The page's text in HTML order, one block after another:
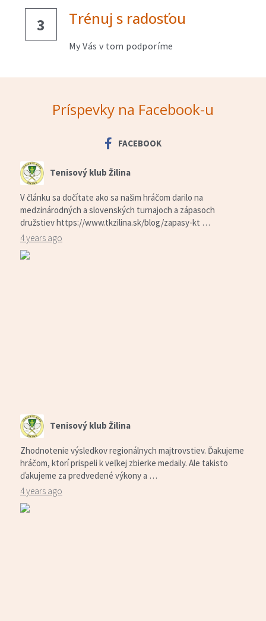
3 Trénuj s radosťou
My Vás v tom podporíme
Príspevky na Facebook-u
FACEBOOK
Tenisový klub Žilina
V článku sa dočítate ako sa našim hráčom darilo na
medzinárodných a slovenských turnajoch a zápasoch
družstiev https://www.tkzilina.sk/blog/zapasy-kt …
4 years ago
Tenisový klub Žilina
Zhodnotenie výsledkov regionálnych majtrovstiev. Ďakujeme
hráčom, ktorí prispeli k veľkej zbierke medaily. Ale takisto
ďakujeme za predvedené výkony a …
4 years ago